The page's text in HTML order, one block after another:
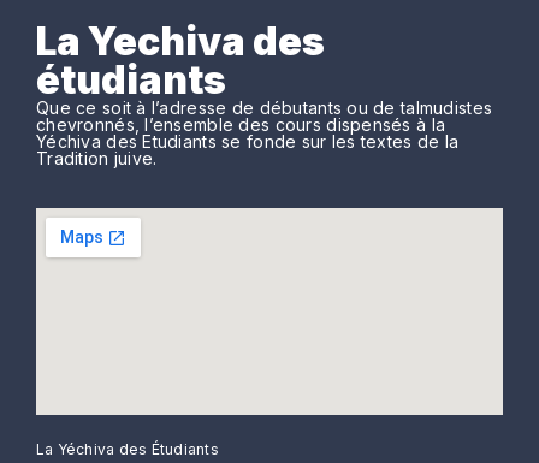
La Yechiva des
étudiants
Que ce soit à l’adresse de débutants ou de talmudistes
chevronnés, l’ensemble des cours dispensés à la
Yéchiva des Etudiants se fonde sur les textes de la
Tradition juive.
La Yéchiva des Étudiants